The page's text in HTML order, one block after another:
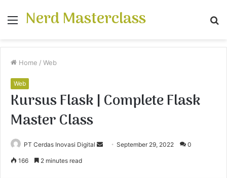
Menu
Nerd Masterclass
Home / Web
Web
Kursus Flask | Complete Flask
Master Class
PT Cerdas Inovasi Digital September 29, 2022 0
166 2 minutes read